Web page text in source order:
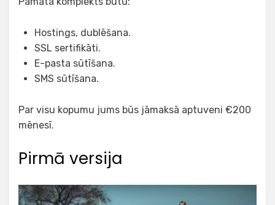
Hostings, dublēšana.
SSL sertifikāti.
E-pasta sūtīšana.
SMS sūtīšana.
Par visu kopumu jums būs jāmaksā aptuveni €200
mēnesī.
Pirmā versija